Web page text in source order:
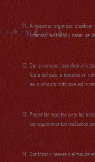
Almacenar, organizar, clasificar
sistemas, archivos y bases de
Dar a conocer, transferir y/o
fuera del país, a terceros en
ley o vínculo lícito que así lo
Presentar reportes ante las
los requerimientos realizados
Controlar y prevenir el fraude